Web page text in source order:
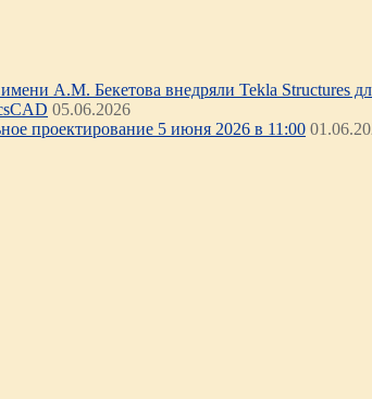
А.М. Бекетова внедряли Tekla Structures
05.06.2026
проектирование 5 июня 2026 в 11:00